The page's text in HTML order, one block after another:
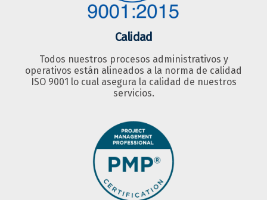
Calidad
Todos nuestros procesos administrativos y
operativos están alineados a la norma de calidad
ISO 9001 lo cual asegura la calidad de nuestros
servicios.